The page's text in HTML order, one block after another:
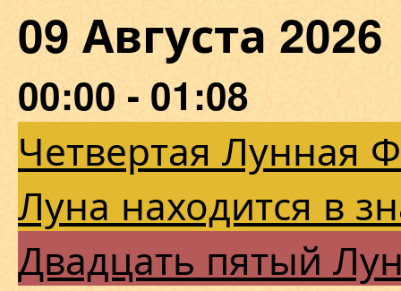
09 Августа
00:00 - 01:08
Четвертая Лунная
Луна находится в
Двадцать пятый